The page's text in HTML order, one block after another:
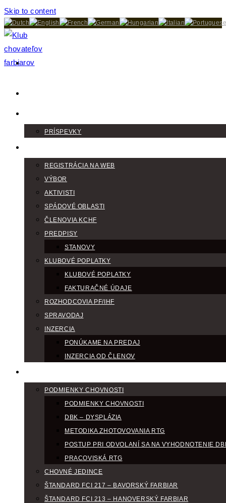
Skip to content
PRÍSPEVKY
REGISTRÁCIA NA WEB
VÝBOR
AKTIVISTI
SPÁDOVÉ OBLASTI
ČLENOVIA KCHF
PREDPISY
STANOVY
KLUBOVÉ POPLATKY
KLUBOVÉ POPLATKY
FAKTURAČNÉ ÚDAJE
ROZHODCOVIA PF/IHF
SPRAVODAJ
INZERCIA
PONÚKAME NA PREDAJ
INZERCIA OD ČLENOV
PODMIENKY CHOVNOSTI
PODMIENKY CHOVNOSTI
DBK – DYSPLÁZIA
METODIKA ZHOTOVOVANIA RTG
POSTUP PRI ODVOLANÍ SA NA VYHODNOTENIE
PRACOVISKÁ RTG
CHOVNÉ JEDINCE
ŠTANDARD FCI 217 – BAVORSKÝ FARBIAR
ŠTANDARD FCI 213 – HANOVERSKÝ FARBIAR